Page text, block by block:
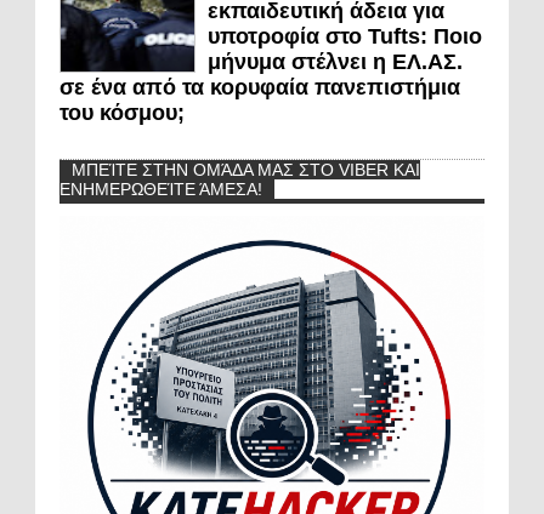
εκπαιδευτική άδεια για
υποτροφία στο Tufts: Ποιο
μήνυμα στέλνει η ΕΛ.ΑΣ.
σε ένα από τα κορυφαία πανεπιστήμια
του κόσμου;
ΜΠΕΊΤΕ ΣΤΗΝ ΟΜΆΔΑ ΜΑΣ ΣΤΟ VIBER ΚΑΙ
ΕΝΗΜΕΡΩΘΕΊΤΕ ΆΜΕΣΑ!